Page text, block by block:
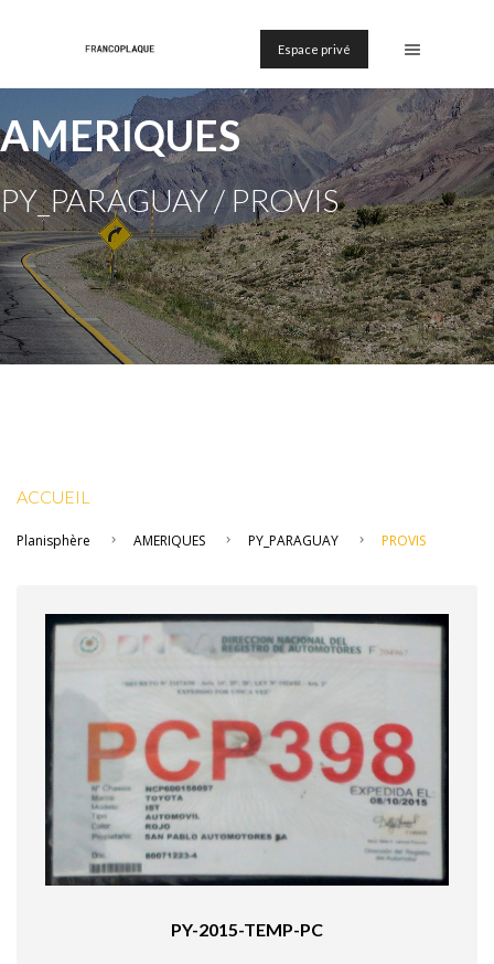
Espace privé
AMERIQUES
PY_PARAGUAY / PROVIS
ACCUEIL
Planisphère AMERIQUES PY_PARAGUAY PROVIS
PY-2015-TEMP-PC